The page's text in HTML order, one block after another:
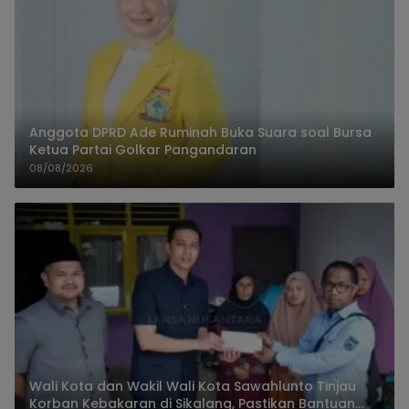
Anggota DPRD Ade Ruminah Buka Suara soal Bursa
Ketua Partai Golkar Pangandaran
08/08/2026
Wali Kota dan Wakil Wali Kota Sawahlunto Tinjau
Korban Kebakaran di Sikalang, Pastikan Bantuan